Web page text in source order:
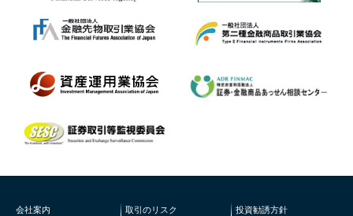
会社案内 取引のリスク 投資勧誘方針